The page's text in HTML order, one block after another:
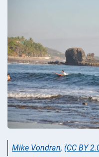
Mike Vondran, (CC BY